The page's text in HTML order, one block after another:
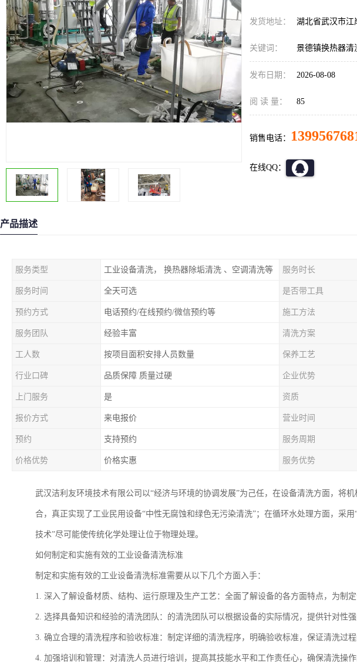
发货地址： 湖北省武汉市江
关键词： 景德镇换热器清
发布日期： 2026-08-08
阅 读 量： 85
销售电话：
在线QQ：
产品描述
服务类型 工业设备清洗， 换热器除垢清洗 、空调清洗等 服务时长
服务时间 全天可选 是否带工具
预约方式 电话预约/在线预约/微信预约等 施工方法
服务团队 经验丰富 清洗方案
工人数 按项目面积安排人员数量 保养工艺
行业口碑 品质保障 质量过硬 企业优势
上门服务 是 资质
报价方式 来电报价 营业时间
预约 支持预约 服务周期
价格优势 价格实惠 服务优势
武汉洁利友环境技术有限公司以“经济与环境的协调发展”为己任，在设备清洗方面，将
合，真正实现了工业民用设备“中性无腐蚀和绿色无污染清洗”；在循环水处理方面，采
技术”尽可能使传统化学处理让位于物理处理。
如何制定和实施有效的工业设备清洗标准
制定和实施有效的工业设备清洗标准需要从以下几个方面入手：
1. 深入了解设备材质、结构、运行原理及生产工艺：全面了解设备的各方面特点，为制定
2. 选择具备知识和经验的清洗团队：的清洗团队可以根据设备的实际情况，提供针对性强
3. 确立合理的清洗程序和验收标准：制定详细的清洗程序，明确验收标准，保证清洗过程
4. 加强培训和管理：对清洗人员进行培训，提高其技能水平和工作责任心，确保清洗操作